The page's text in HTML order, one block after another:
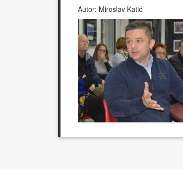
Autor: Miroslav Katić